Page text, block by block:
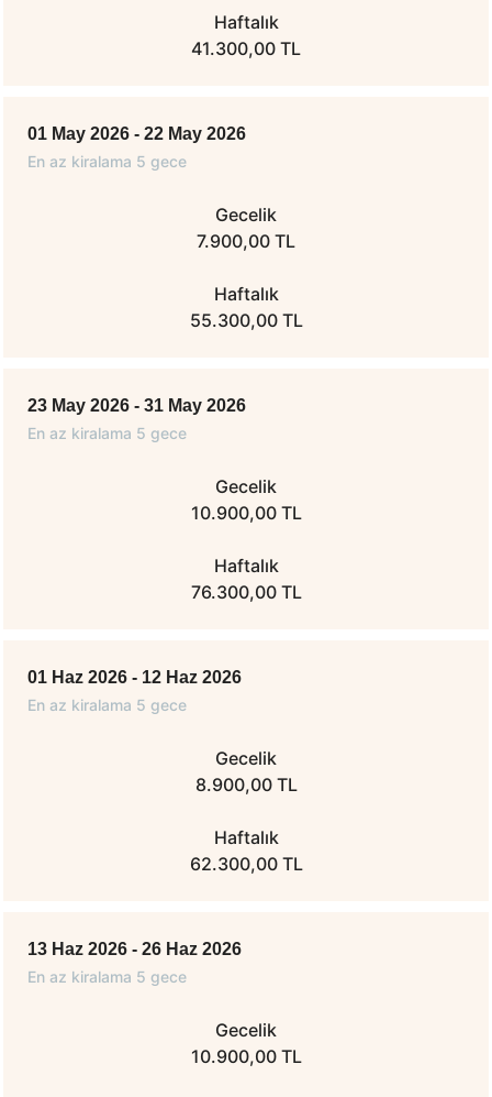
Haftalık
41.300,00 TL
01 May 2026 - 22 May 2026
En az kiralama 5 gece
Gecelik
7.900,00 TL
Haftalık
55.300,00 TL
23 May 2026 - 31 May 2026
En az kiralama 5 gece
Gecelik
10.900,00 TL
Haftalık
76.300,00 TL
01 Haz 2026 - 12 Haz 2026
En az kiralama 5 gece
Gecelik
8.900,00 TL
Haftalık
62.300,00 TL
13 Haz 2026 - 26 Haz 2026
En az kiralama 5 gece
Gecelik
10.900,00 TL